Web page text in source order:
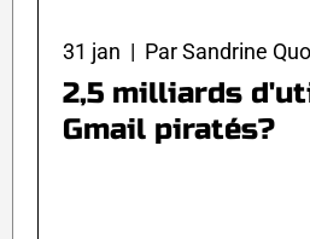
31 jan | Par Sandrine
2,5 milliards
Gmail piratés?